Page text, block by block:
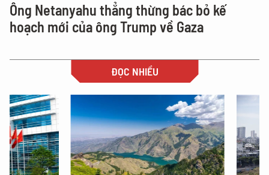
Ông Netanyahu thẳng thừng bác bỏ kế
hoạch mới của ông Trump về Gaza
ĐỌC NHIỀU